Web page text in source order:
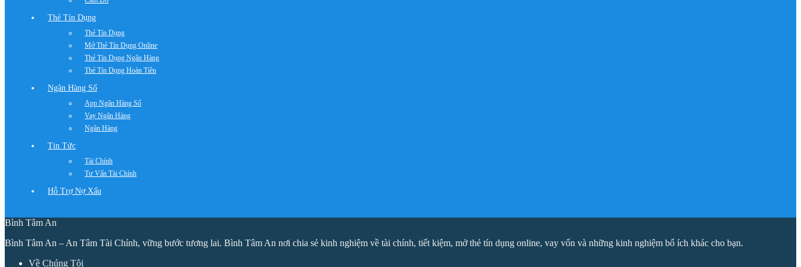
Thẻ Tín Dụng
Thẻ Tín Dụng
Mở Thẻ Tín Dụng Online
Thẻ Tín Dụng Ngân Hàng
Thẻ Tín Dụng Hoàn Tiền
Ngân Hàng Số
App Ngân Hàng Số
Vay Ngân Hàng
Ngân Hàng
Tin Tức
Tài Chính
Tư Vấn Tài Chính
Hỗ Trợ Nợ Xấu
Bình Tâm An
Bình Tâm An – An Tâm Tài Chính, vững bước tương lai. Bình Tâm An nơi chia sẻ kinh nghiệm về tài chính, tiết kiệm, mở thẻ tín dụng online, vay vốn và những kinh nghiệm bổ ích khác cho bạn.
Về Chúng Tôi